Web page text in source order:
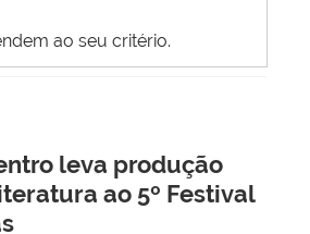
ao seu critério.
leva produção
ao 5º Festival